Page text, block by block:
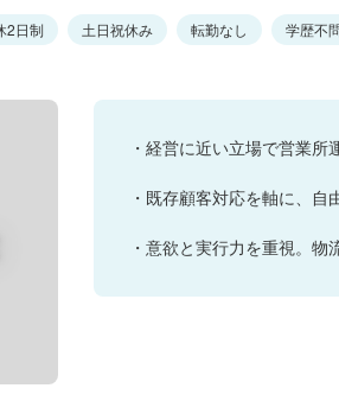
2日制 土日祝休み 転勤なし 学歴不
・経営に近い立場で営業
・既存顧客対応を軸に、
・意欲と実行力を重視。